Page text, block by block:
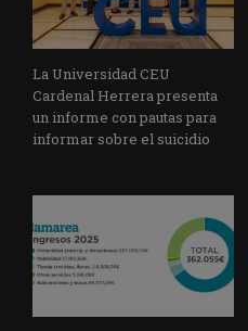
La Universidad CEU
Cardenal Herrera presenta
un informe con pautas para
informar sobre el suicidio